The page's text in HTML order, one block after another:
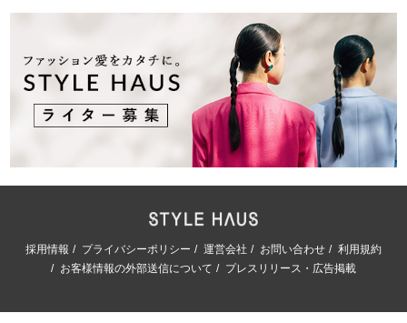
採用情報 プライバシーポリシー 運営会社 お問い合わせ
利用規約
お客様情報の外部送信について
プレスリリース・広告掲載